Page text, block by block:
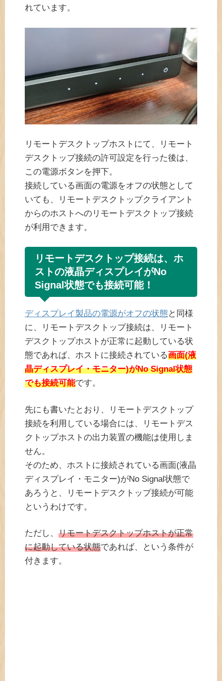
れています。
リモートデスクトップホストにて、リモート
デスクトップ接続の許可設定を行った後は、
この電源ボタンを押下。
接続している画面の電源をオフの状態として
いても、リモートデスクトップクライアント
からのホストへのリモートデスクトップ接続
が利用できます。
リモートデスクトップ接続は、ホ
ストの液晶ディスプレイがNo
Signal状態でも接続可能！
ディスプレイ製品の電源がオフの状態と同様
に、リモートデスクトップ接続は、リモート
デスクトップホストが正常に起動している状
態であれば、ホストに接続されている画面(液
晶ディスプレイ・モニター)がNo Signal状態
でも接続可能です。
先にも書いたとおり、リモートデスクトップ
接続を利用している場合には、リモートデス
クトップホストの出力装置の機能は使用しま
せん。
そのため、ホストに接続されている画面(液晶
ディスプレイ・モニター)がNo Signal状態で
あろうと、リモートデスクトップ接続が可能
というわけです。
ただし、 リモートデスクトップホストが正常
に起動している状態であれば、という条件が
付きます。